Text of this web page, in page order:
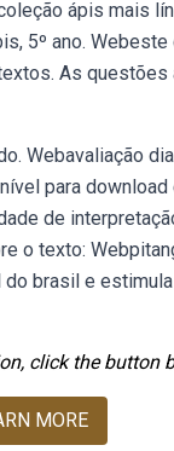
ápis mais
5º ano.
As
Webavaliação
para
de
o texto:
brasil e
click the button
MORE